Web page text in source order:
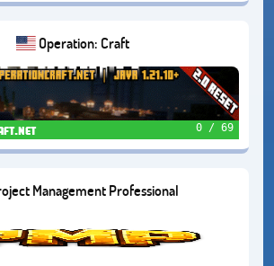
Operation: Craft
0 / 69
Management Professional